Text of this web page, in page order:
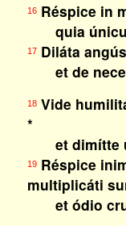
16Réspice in
quia
17Diláta
et de
18Vide
*
et dimítte
19Réspice
multiplicáti
et ódio